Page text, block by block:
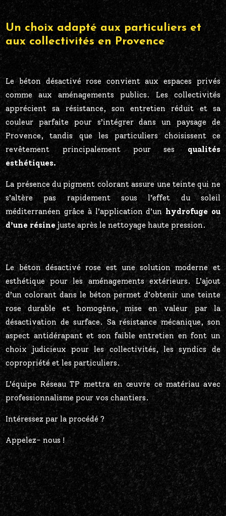
Un choix adapté aux particuliers et
aux collectivités en Provence
Le béton désactivé rose convient aux espaces privés
comme aux aménagements publics. Les collectivités
apprécient sa résistance, son entretien réduit et sa
couleur parfaite pour s’intégrer dans un paysage de
Provence, tandis que les particuliers choisissent ce
revêtement principalement pour sesqualités
esthétiques.
La présence du pigment colorant assure une teinte qui ne
s’altère pas rapidement sous l’effet du soleil
méditerranéen grâce à l’application d’unhydrofuge ou
d’une résine juste après le nettoyage haute pression.
Le béton désactivé rose est une solution moderne et
esthétique pour les aménagements extérieurs. L’ajout
d’un colorant dans le béton permet d’obtenir une teinte
rose durable et homogène, mise en valeur par la
désactivation de surface. Sa résistance mécanique, son
aspect antidérapant et son faible entretien en font un
choix judicieux pour les collectivités, les syndics de
copropriété et les particuliers.
L’équipe Réseau TP mettra en œuvre ce matériau avec
professionnalisme pour vos chantiers.
Intéressez par la procédé ?
Appelez- nous !